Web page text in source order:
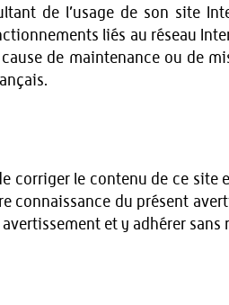
de l’usage de son site
liés au réseau
de maintenance ou de
corriger le contenu de ce
connaissance du présent
et y adhérer sans